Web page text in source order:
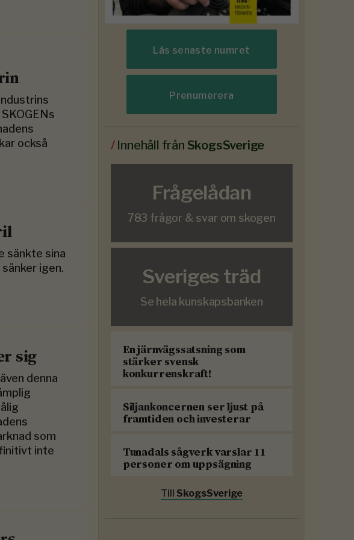
också
sänkte sina
igen.
sig
denna
som
inte
Läs senaste numret
Prenumerera
/ Innehåll från SkogsSverige
Frågelådan
783 frågor & svar om skogen
Sveriges träd
Se hela kunskapsbanken
En järnvägssatsning som
stärker svensk
konkurrenskraft!
Siljankoncernen ser ljust på
framtiden och investerar
Tunadals sågverk varslar 11
personer om uppsägning
Till SkogsSverige